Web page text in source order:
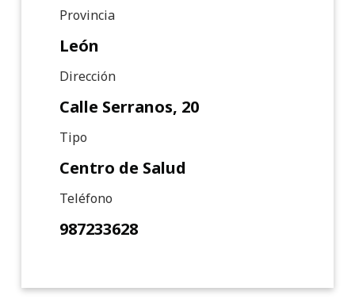
Provincia
León
Dirección
Calle Serranos, 20
Tipo
Centro de Salud
Teléfono
987233628